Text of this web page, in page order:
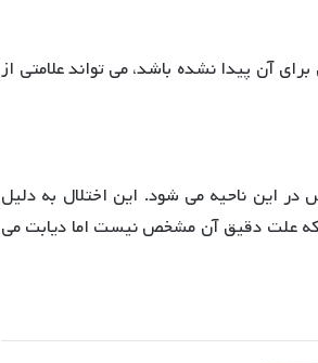
آن پیدا نشده باشد، می تواند علامتی از
این ناحیه می شود. این اختلال به دلیل
علت دقیق آن مشخص نیست اما دیابت می